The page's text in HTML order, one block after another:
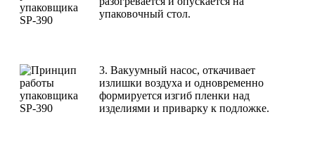
упаковочный стол.
3. Вакуумный насос, откачивает
излишки воздуха и одновременно
формируется изгиб пленки над
изделиями и приварку к подложке.